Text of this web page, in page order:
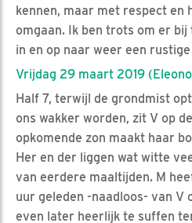
kennen, maar met respect en
omgaan. Ik ben trots om er
in en op naar weer een
Vrijdag 29 maart 2019
Half 7, terwijl de grondmist
ons wakker worden, zit V op
opkomende zon maakt haar
Her en der liggen wat witte
van eerdere maaltijden. M
uur geleden -naadloos- van V
even later heerlijk te suffen